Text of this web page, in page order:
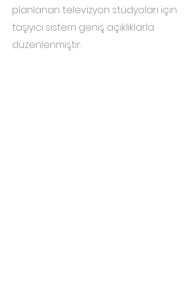
planlanan televizyon stüdyoları için
taşıyıcı sistem geniş açıklıklarla
düzenlenmiştir.